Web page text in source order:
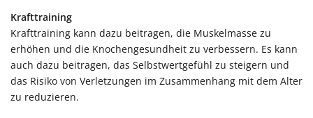
Krafttraining
Krafttraining kann dazu beitragen, die Muskelmasse zu
erhöhen und die Knochengesundheit zu verbessern. Es kann
auch dazu beitragen, das Selbstwertgefühl zu steigern und
das Risiko von Verletzungen im Zusammenhang mit dem Alter
zu reduzieren.